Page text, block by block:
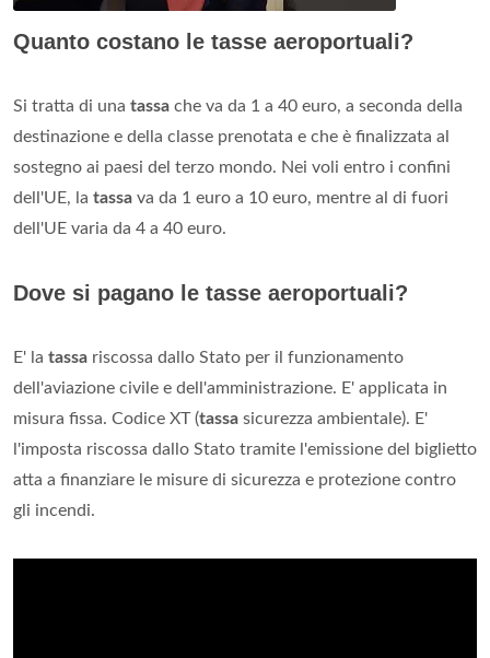
Quanto costano le tasse aeroportuali?
Si tratta di una tassa che va da 1 a 40 euro, a seconda della
destinazione e della classe prenotata e che è finalizzata al
sostegno ai paesi del terzo mondo. Nei voli entro i confini
dell'UE, la tassa va da 1 euro a 10 euro, mentre al di fuori
dell'UE varia da 4 a 40 euro.
Dove si pagano le tasse aeroportuali?
E' la tassa riscossa dallo Stato per il funzionamento
dell'aviazione civile e dell'amministrazione. E' applicata in
misura fissa. Codice XT (tassa sicurezza ambientale). E'
l'imposta riscossa dallo Stato tramite l'emissione del biglietto
atta a finanziare le misure di sicurezza e protezione contro
gli incendi.